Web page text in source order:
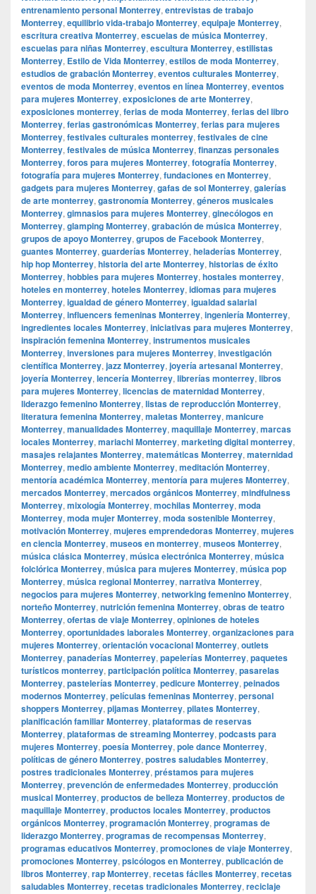
entrenamiento personal Monterrey, entrevistas de trabajo
Monterrey, equilibrio vida-trabajo Monterrey, equipaje Monterrey,
escritura creativa Monterrey, escuelas de música Monterrey,
escuelas para niñas Monterrey, escultura Monterrey, estilistas
Monterrey, Estilo de Vida Monterrey, estilos de moda Monterrey,
estudios de grabación Monterrey, eventos culturales Monterrey,
eventos de moda Monterrey, eventos en línea Monterrey, eventos
para mujeres Monterrey, exposiciones de arte Monterrey,
exposiciones monterrey, ferias de moda Monterrey, ferias del libro
Monterrey, ferias gastronómicas Monterrey, ferias para mujeres
Monterrey, festivales culturales monterrey, festivales de cine
Monterrey, festivales de música Monterrey, finanzas personales
Monterrey, foros para mujeres Monterrey, fotografía Monterrey,
fotografía para mujeres Monterrey, fundaciones en Monterrey,
gadgets para mujeres Monterrey, gafas de sol Monterrey, galerías
de arte monterrey, gastronomía Monterrey, géneros musicales
Monterrey, gimnasios para mujeres Monterrey, ginecólogos en
Monterrey, glamping Monterrey, grabación de música Monterrey,
grupos de apoyo Monterrey, grupos de Facebook Monterrey,
guantes Monterrey, guarderías Monterrey, heladerías Monterrey,
hip hop Monterrey, historia del arte Monterrey, historias de éxito
Monterrey, hobbies para mujeres Monterrey, hostales monterrey,
hoteles en monterrey, hoteles Monterrey, idiomas para mujeres
Monterrey, igualdad de género Monterrey, igualdad salarial
Monterrey, influencers femeninas Monterrey, ingeniería Monterrey,
ingredientes locales Monterrey, iniciativas para mujeres Monterrey,
inspiración femenina Monterrey, instrumentos musicales
Monterrey, inversiones para mujeres Monterrey, investigación
científica Monterrey, jazz Monterrey, joyería artesanal Monterrey,
joyería Monterrey, lencería Monterrey, librerías monterrey, libros
para mujeres Monterrey, licencias de maternidad Monterrey,
liderazgo femenino Monterrey, listas de reproducción Monterrey,
literatura femenina Monterrey, maletas Monterrey, manicure
Monterrey, manualidades Monterrey, maquillaje Monterrey, marcas
locales Monterrey, mariachi Monterrey, marketing digital monterrey,
masajes relajantes Monterrey, matemáticas Monterrey, maternidad
Monterrey, medio ambiente Monterrey, meditación Monterrey,
mentoría académica Monterrey, mentoría para mujeres Monterrey,
mercados Monterrey, mercados orgánicos Monterrey, mindfulness
Monterrey, mixología Monterrey, mochilas Monterrey, moda
Monterrey, moda mujer Monterrey, moda sostenible Monterrey,
motivación Monterrey, mujeres emprendedoras Monterrey, mujeres
en ciencia Monterrey, museos en monterrey, museos Monterrey,
música clásica Monterrey, música electrónica Monterrey, música
folclórica Monterrey, música para mujeres Monterrey, música pop
Monterrey, música regional Monterrey, narrativa Monterrey,
negocios para mujeres Monterrey, networking femenino Monterrey,
norteño Monterrey, nutrición femenina Monterrey, obras de teatro
Monterrey, ofertas de viaje Monterrey, opiniones de hoteles
Monterrey, oportunidades laborales Monterrey, organizaciones para
mujeres Monterrey, orientación vocacional Monterrey, outlets
Monterrey, panaderías Monterrey, papelerías Monterrey, paquetes
turísticos monterrey, participación política Monterrey, pasarelas
Monterrey, pastelerías Monterrey, pedicure Monterrey, peinados
modernos Monterrey, películas femeninas Monterrey, personal
shoppers Monterrey, pijamas Monterrey, pilates Monterrey,
planificación familiar Monterrey, plataformas de reservas
Monterrey, plataformas de streaming Monterrey, podcasts para
mujeres Monterrey, poesía Monterrey, pole dance Monterrey,
políticas de género Monterrey, postres saludables Monterrey,
postres tradicionales Monterrey, préstamos para mujeres
Monterrey, prevención de enfermedades Monterrey, producción
musical Monterrey, productos de belleza Monterrey, productos de
maquillaje Monterrey, productos locales Monterrey, productos
orgánicos Monterrey, programación Monterrey, programas de
liderazgo Monterrey, programas de recompensas Monterrey,
programas educativos Monterrey, promociones de viaje Monterrey,
promociones Monterrey, psicólogos en Monterrey, publicación de
libros Monterrey, rap Monterrey, recetas fáciles Monterrey, recetas
saludables Monterrey, recetas tradicionales Monterrey, reciclaje